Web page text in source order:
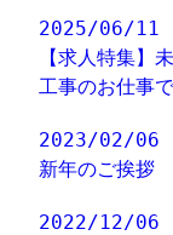
2025/06/11
【求人特集】
工事のお仕事で
2023/02/06
新年のご挨拶
2022/12/06